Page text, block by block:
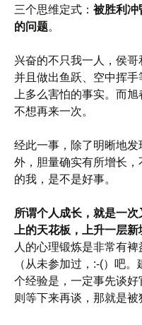
三个思维定式： 被胜利冲
的问题。
兴奋的不只我一人，侯哥
并且做出鱼跃、空中挥
上多么害怕的事实。而
不想再来一次。
经此一事，除了明晰地
外，胆量确实有所增长
的我，是不是好事。
所谓个人成长，就是一
上的天花板，上升一层新
人的心理锻炼是非常有
（从未参加过，:-(）吧
个经验是，一定事先谈
则等下来再谈，那就是被